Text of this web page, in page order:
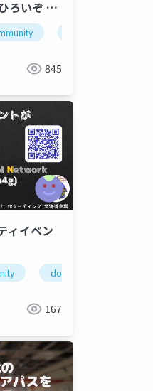
ろいぞ ―
系コミ
845
ィイベン
domcn
167